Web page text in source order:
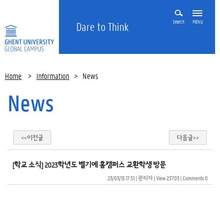
Dare to Think Search MENU
Home > Information > News
News
<<이전글 다음글>>
[학교 소식] 2023학년도 벨기에 홈캠퍼스 교환학생 방문
23/03/15 17:51| 관리자| View 23703| Comments 0